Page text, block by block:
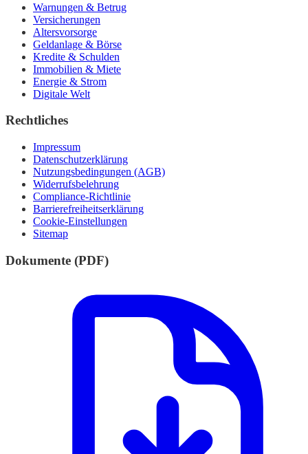
Warnungen & Betrug
Versicherungen
Altersvorsorge
Geldanlage & Börse
Kredite & Schulden
Immobilien & Miete
Energie & Strom
Digitale Welt
Rechtliches
Impressum
Datenschutzerklärung
Nutzungsbedingungen (AGB)
Widerrufsbelehrung
Compliance-Richtlinie
Barrierefreiheitserklärung
Cookie-Einstellungen
Sitemap
Dokumente (PDF)